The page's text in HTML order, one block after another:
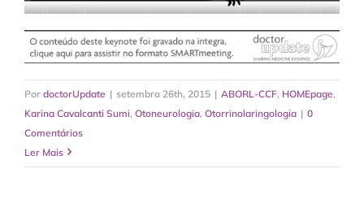
Por doctorUpdate | setembro 26th, 2015 | ABORL-CCF, HOMEpage,
Karina Cavalcanti Sumi, Otoneurologia, Otorrinolaringologia | 0
Comentários
Ler Mais